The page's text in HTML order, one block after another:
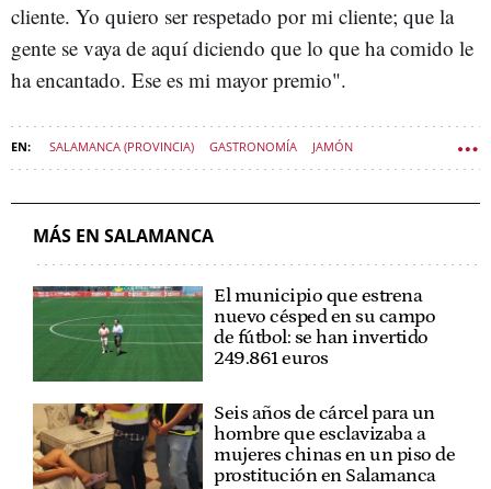
cliente. Yo quiero ser respetado por mi cliente; que la
gente se vaya de aquí diciendo que lo que ha comido le
ha encantado. Ese es mi mayor premio".
SALAMANCA (PROVINCIA) GASTRONOMÍA JAMÓN
MÁS EN SALAMANCA
El municipio que estrena
nuevo césped en su campo
de fútbol: se han invertido
249.861 euros
Seis años de cárcel para un
hombre que esclavizaba a
mujeres chinas en un piso de
prostitución en Salamanca